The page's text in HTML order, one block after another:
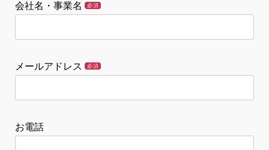
会社名・事業名 必須
メールアドレス 必須
お電話